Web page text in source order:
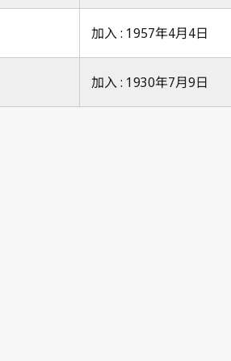
加入 : 1957年4月4日
加入 : 1930年7月9日